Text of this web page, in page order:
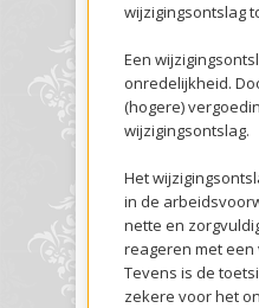
wijzigingsontslag
Een
onredelijkheid.
(hogere)
wijzigingsontslag.
Het
in de
nette en
reageren met
Tevens is de
zekere voor het